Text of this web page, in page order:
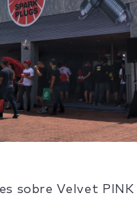
sobre Velvet PINK